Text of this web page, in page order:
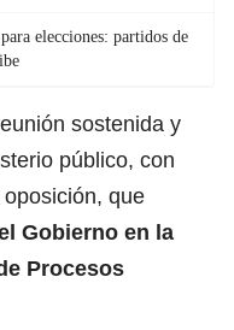
elecciones: partidos de
sostenida y
público, con
que
Gobierno en la
Procesos